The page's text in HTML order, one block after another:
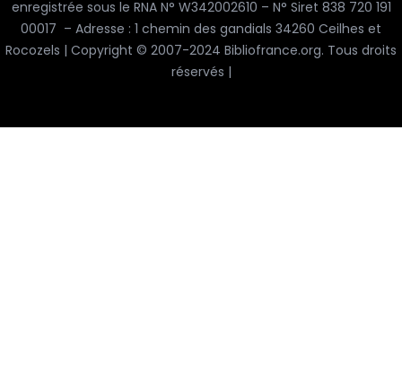
enregistrée sous le RNA N° W342002610 – N° Siret 838 720 191
00017 – Adresse : 1 chemin des gandials 34260 Ceilhes et
Rocozels | Copyright © 2007-2024 Bibliofrance.org. Tous droits
réservés |